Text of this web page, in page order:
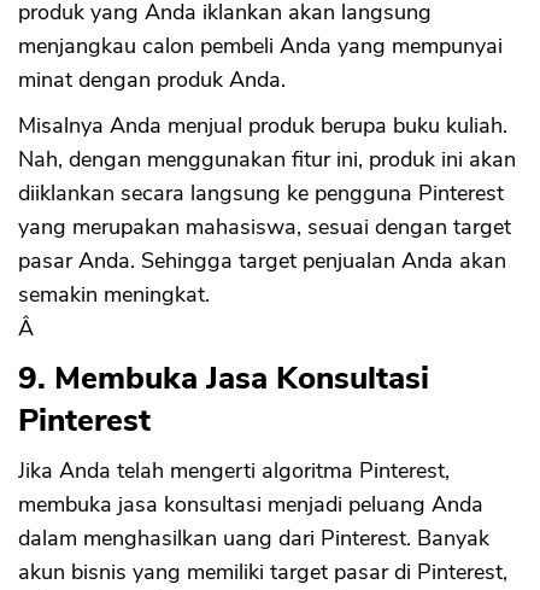
produk yang Anda iklankan akan langsung
menjangkau calon pembeli Anda yang mempunyai
minat dengan produk Anda.
Misalnya Anda menjual produk berupa buku kuliah.
Nah, dengan menggunakan fitur ini, produk ini akan
diiklankan secara langsung ke pengguna Pinterest
yang merupakan mahasiswa, sesuai dengan target
pasar Anda. Sehingga target penjualan Anda akan
semakin meningkat.
Â
9. Membuka Jasa Konsultasi
Pinterest
Jika Anda telah mengerti algoritma Pinterest,
membuka jasa konsultasi menjadi peluang Anda
dalam menghasilkan uang dari Pinterest. Banyak
akun bisnis yang memiliki target pasar di Pinterest,